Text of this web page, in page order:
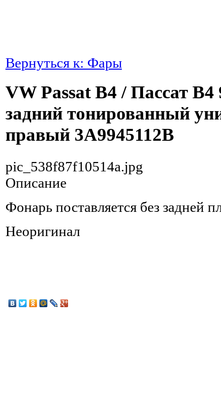
Вернуться к: Фары
VW Passat B4 / Пассат
задний тонированный
правый 3A9945112B
pic_538f87f10514a.jpg
Описание
Фонарь поставляется без задней
Неоригинал